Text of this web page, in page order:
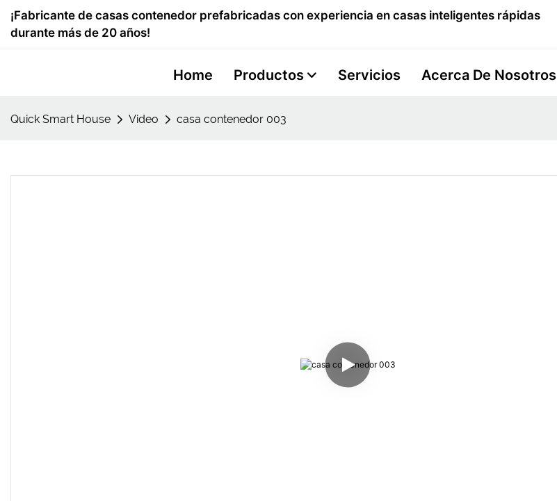
¡Fabricante de casas contenedor prefabricadas con experiencia en casas inteligentes rápidas
durante más de 20 años!
Home Productos Servicios Acerca De Nosotros
Quick Smart House Video casa contenedor 003